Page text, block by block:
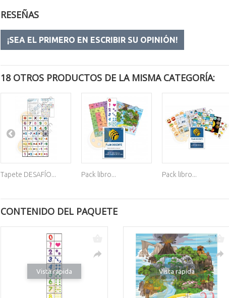
RESEÑAS
¡SEA EL PRIMERO EN ESCRIBIR SU OPINIÓN!
18 OTROS PRODUCTOS DE LA MISMA CATEGORÍA:
Tapete DESAFÍO... Pack libro... Pack libro...
CONTENIDO DEL PAQUETE
Vista rápida Vista rápida